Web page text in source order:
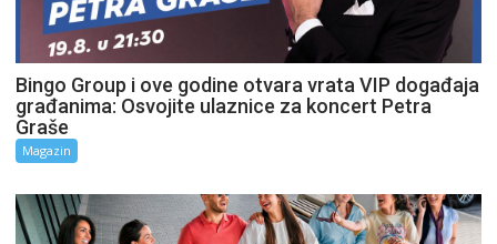
Bingo Group i ove godine otvara vrata VIP događaja
građanima: Osvojite ulaznice za koncert Petra
Graše
Magazin